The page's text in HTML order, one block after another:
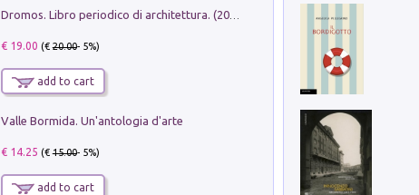
Dromos. Libro periodico di architettura. (2026). Vol. 15: Post-model
€ 19.00 (€20.00- 5%)
add to cart
Valle Bormida. Un'antologia d'arte
€ 14.25 (€15.00- 5%)
add to cart